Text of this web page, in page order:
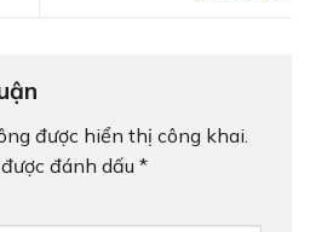
được hiển thị công khai.
đánh dấu *